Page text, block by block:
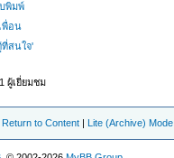
พิมพ์
พื่อน
ที่สนใจ'
ผู้เยี่ยมชม
Return to Content | Lite (Archive) Mode